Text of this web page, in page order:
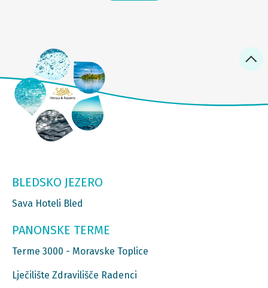
BLEDSKO JEZERO
Sava Hoteli Bled
PANONSKE TERME
Terme 3000 - Moravske Toplice
Lječilište Zdravilišče Radenci